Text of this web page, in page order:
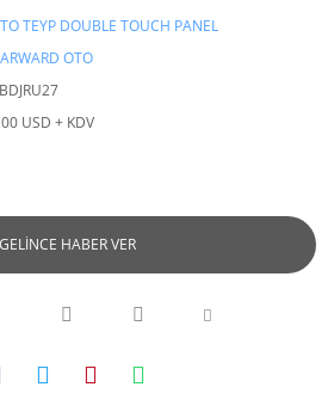
TEYP DOUBLE TOUCH PANEL
OTO
USD + KDV
GELİNCE HABER VER